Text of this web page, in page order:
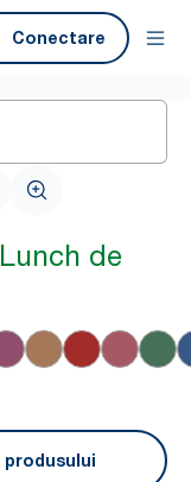
Conectare
de